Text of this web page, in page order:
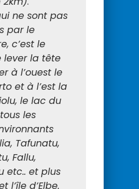
ne sont pas
par le
c’est le
lever la tête
à l’ouest le
et à l’est la
le lac du
les
Tafunatu,
Fallu,
etc.. et plus
l’île d’Elbe.